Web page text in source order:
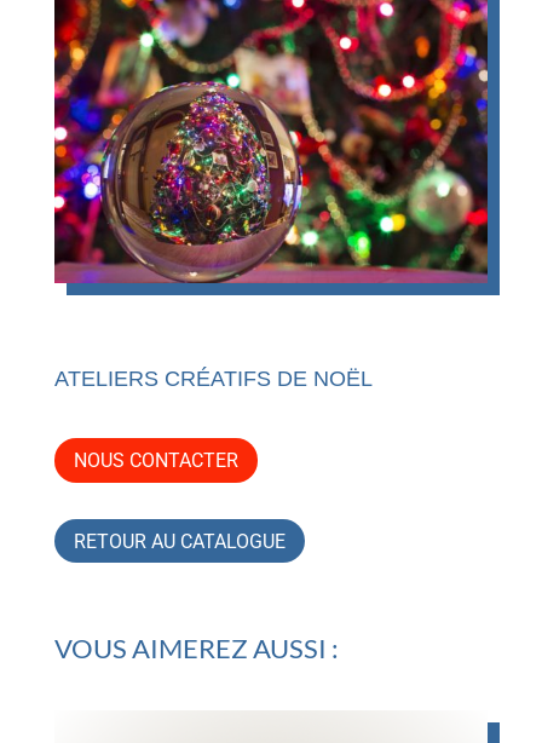
ATELIERS CRÉATIFS DE NOËL
NOUS CONTACTER
RETOUR AU CATALOGUE
VOUS AIMEREZ AUSSI :